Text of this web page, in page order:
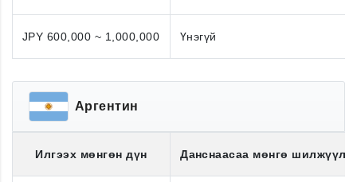
JPY 600,000 ~ 1,000,000 Үнэгүй
Аргентин
Илгээх мөнгөн дүн Данснаасаа мөнгө